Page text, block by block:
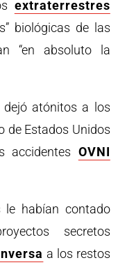
extraterrestres
biológicas de las
“en absoluto la
dejó atónitos a los
de Estados Unidos
accidentes OVNI
le habían contado
secretos
a los restos